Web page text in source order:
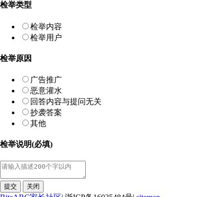
检举类型
检举内容
检举用户
检举原因
广告推广
恶意灌水
回答内容与提问无关
抄袭答案
其他
检举说明(必填)
提交 关闭